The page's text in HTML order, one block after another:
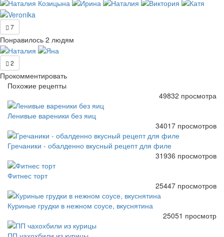
7
Понравилось 2 людям
2
Прокомментировать
Похожие рецепты
49832 просмотра
Ленивые вареники без яиц
34017 просмотров
Гречаники - обалденно вкусный рецепт для филе
31936 просмотров
Фитнес торт
25447 просмотров
Куриные грудки в нежном соусе, вкуснятина
25051 просмотр